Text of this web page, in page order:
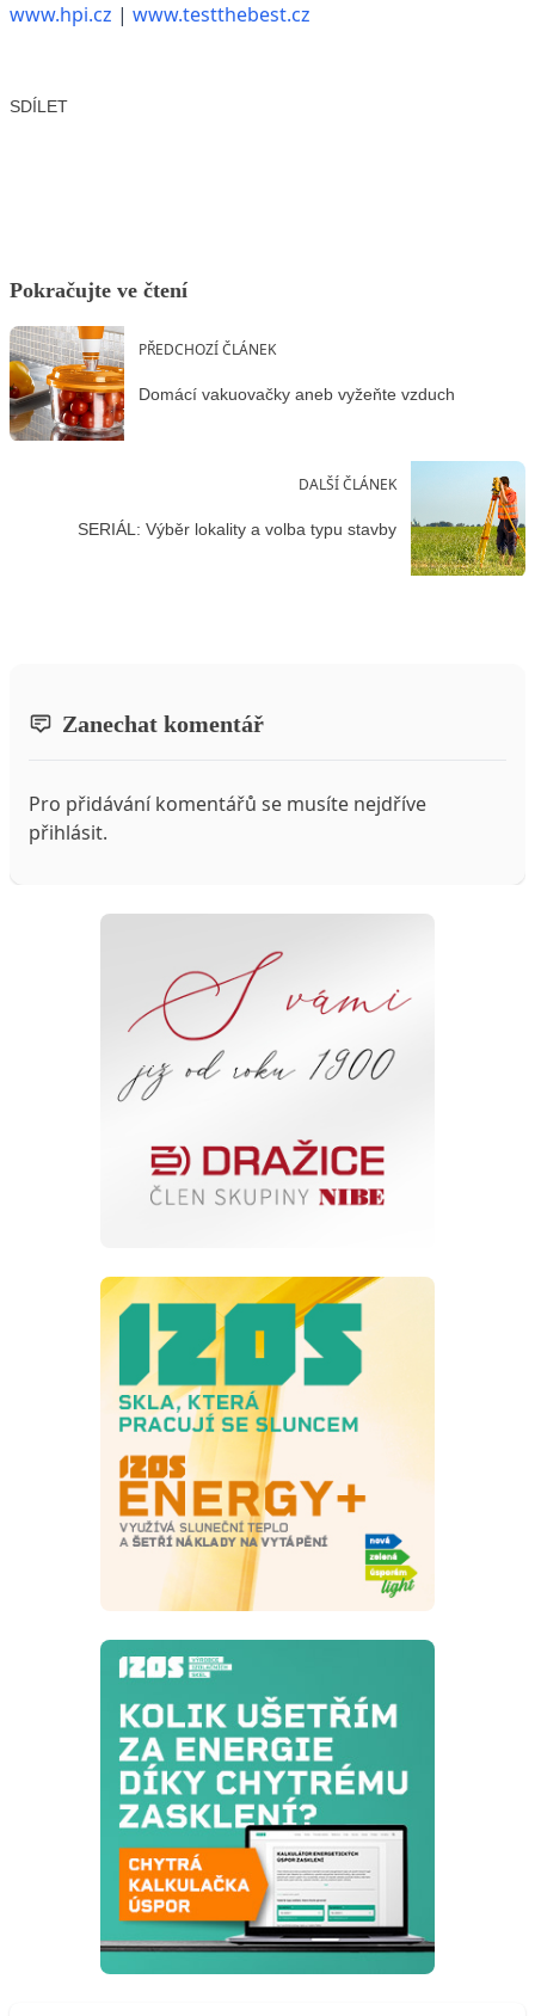
www.hpi.cz | www.testthebest.cz
SDÍLET
Pokračujte ve čtení
PŘEDCHOZÍ ČLÁNEK
Domácí vakuovačky aneb vyžeňte vzduch
DALŠÍ ČLÁNEK
SERIÁL: Výběr lokality a volba typu stavby
Zanechat komentář
Pro přidávání komentářů se musíte nejdříve
přihlásit.